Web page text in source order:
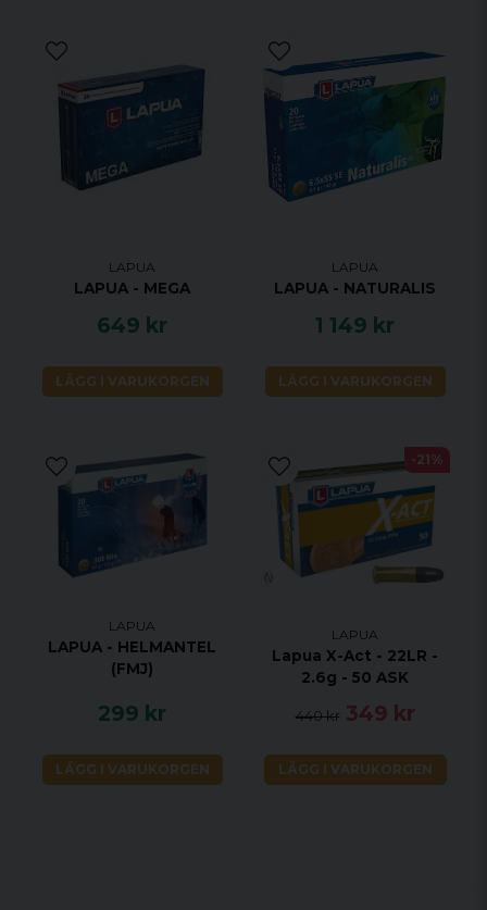
LAPUA
LAPUA - MEGA
649 kr
LÄGG I VARUKORGEN
LAPUA
LAPUA - NATURALIS
1 149 kr
LÄGG I VARUKORGEN
LAPUA
LAPUA - HELMANTEL
(FMJ)
299 kr
LÄGG I VARUKORGEN
LAPUA
Lapua X-Act - 22LR -
2.6g - 50 ASK
440 kr 349 kr
LÄGG I VARUKORGEN
-21%